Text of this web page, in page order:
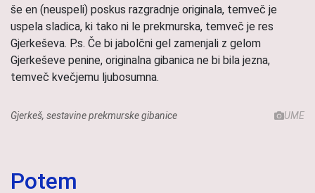
še en (neuspeli) poskus razgradnje originala, temveč je
uspela sladica, ki tako ni le prekmurska, temveč je res
Gjerkeševa. P.s. Če bi jabolčni gel zamenjali z gelom
Gjerkeševe penine, originalna gibanica ne bi bila jezna,
temveč kvečjemu ljubosumna.
Gjerkeš, sestavine prekmurske gibanice UME
Potem